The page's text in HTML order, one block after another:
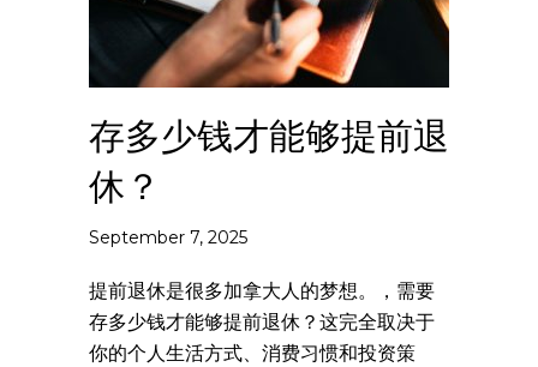
存多少钱才能够提前退
休？
September 7, 2025
提前退休是很多加拿大人的梦想。，需要
存多少钱才能够提前退休？这完全取决于
你的个人生活方式、消费习惯和投资策